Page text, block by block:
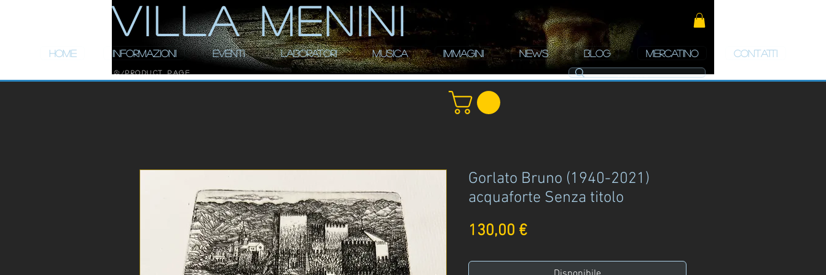
ViLLA MENINI
HOME INFORMAZIONI EVENTI LABORATORI MUSICA IMMAGINI NEWS BLOG MERCATINO CONTATTI
/ Product Page
Gorlato Bruno (1940-2021)
acquaforte Senza titolo
130,00 €Prezzo